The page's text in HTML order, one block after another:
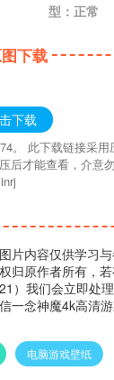
型：正常
下载
下载
。 此下载链接采
后才能查看，介意
片内容仅供学习
归原作者所有，
）我们会立即处理
一念神魔4k高清
电脑游戏壁纸